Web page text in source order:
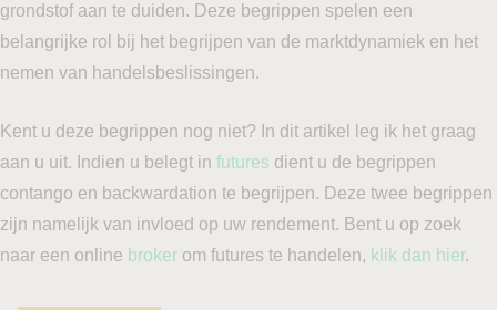
grondstof aan te duiden. Deze begrippen spelen een
belangrijke rol bij het begrijpen van de marktdynamiek en het
nemen van handelsbeslissingen.
Kent u deze begrippen nog niet? In dit artikel leg ik het graag
aan u uit. Indien u belegt in futures dient u de begrippen
contango en backwardation te begrijpen. Deze twee begrippen
zijn namelijk van invloed op uw rendement. Bent u op zoek
naar een online broker om futures te handelen, klik dan hier.